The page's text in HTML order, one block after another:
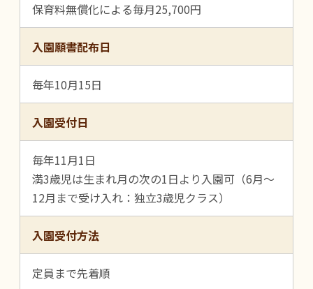
保育料無償化による毎月25,700円
入園願書配布日
毎年10月15日
入園受付日
毎年11月1日
満3歳児は生まれ月の次の1日より入園可（6月～
12月まで受け入れ：独立3歳児クラス）
入園受付方法
定員まで先着順